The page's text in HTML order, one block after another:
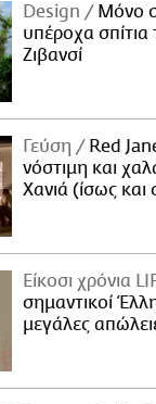
Design
Μόνο
υπέροχα σπίτια
Ζιβανσί
Γεύση
Red
νόστιμη και
Χανιά (ίσως
Είκοσι χρόνια
σημαντικοί
μεγάλες